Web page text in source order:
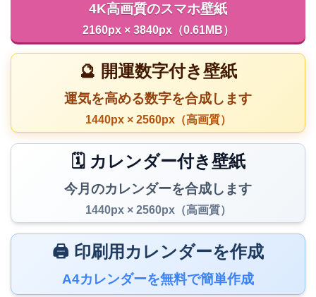
4K高画質のスマホ壁紙
2160px × 3840px（0.61MB）
🔮 開運数字付き壁紙
運気を高める数字を合成します
1440px × 2560px（高画質）
🗓️ カレンダー付き壁紙
今月のカレンダーを合成します
1440px × 2560px（高画質）
🖨️ 印刷用カレンダーを作成
A4カレンダーを無料で簡単作成